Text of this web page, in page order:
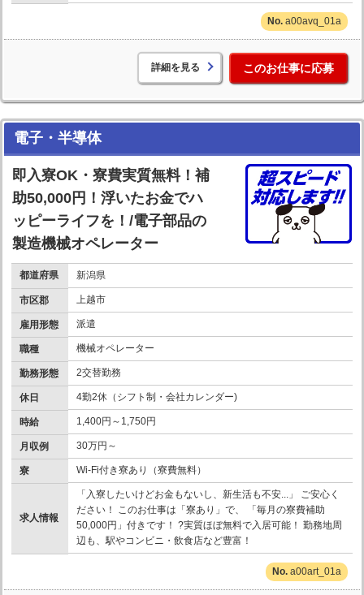
a00avq_01a
詳細を見る このお仕事に応募
電子・半導体
即入寮OK・寮費実質無料！補
助50,000円！浮いたお金でハ
ッピーライフを！/電子部品の
製造機械オペレーター
都道府県 新潟県
市区郡 上越市
雇用形態 派遣
職種 機械オペレーター
勤務形態 2交替勤務
休日 4勤2休（シフト制・会社カレンダー)
時給 1,400円～1,750円
月収例 30万円～
寮 Wi-Fi付き寮あり（寮費無料）
求人情報
「入寮したいけどお金もないし、新生活も不安...」 ご安心く
ださい！ このお仕事は「寮あり」で、 「毎月の寮費補助
50,000円」付きです！ ?実質ほぼ無料で入居可能！ 勤務地周
辺も、駅やコンビニ・飲食店など豊富！
a00art_01a